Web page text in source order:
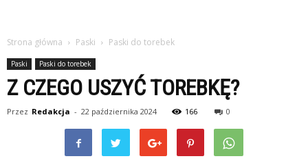
Strona główna Paski Paski do torebek
Paski Paski do torebek
Z CZEGO USZYĆ TOREBKĘ?
Przez Redakcja - 22 października 2024 166 0